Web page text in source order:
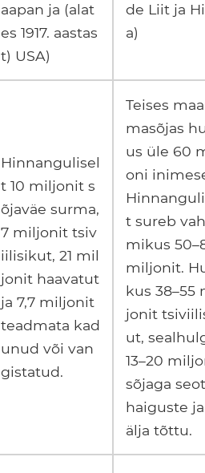
aapan ja (alat
es 1917. aastas
t) USA)
de Liit ja
a)
Hinnangulisel
t 10 miljonit s
õjaväe surma,
7 miljonit tsiv
iilisikut, 21 mil
jonit haavatut
ja 7,7 miljonit
teadmata kad
unud või van
gistatud.
Teises
masõjas
us üle 60
oni
t sureb
mikus
miljonit.
kus 38–55
jonit
ut,
13–20
sõjaga
haiguste
älja tõttu.